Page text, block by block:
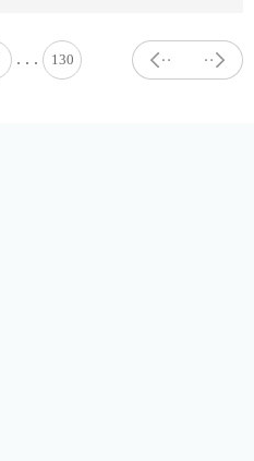
. . . 130